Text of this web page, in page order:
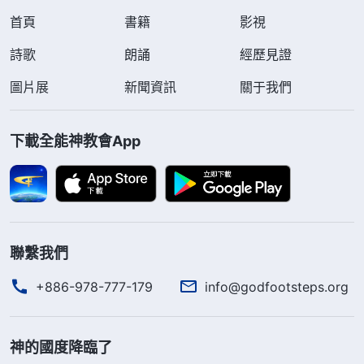
首頁 書籍
影視
詩歌
朗誦
經歷見證
圖片展
新聞資訊 關于我們
下載全能神教會App
聯繫我們
+886-978-777-179 info@godfootsteps.org
神的國度降臨了